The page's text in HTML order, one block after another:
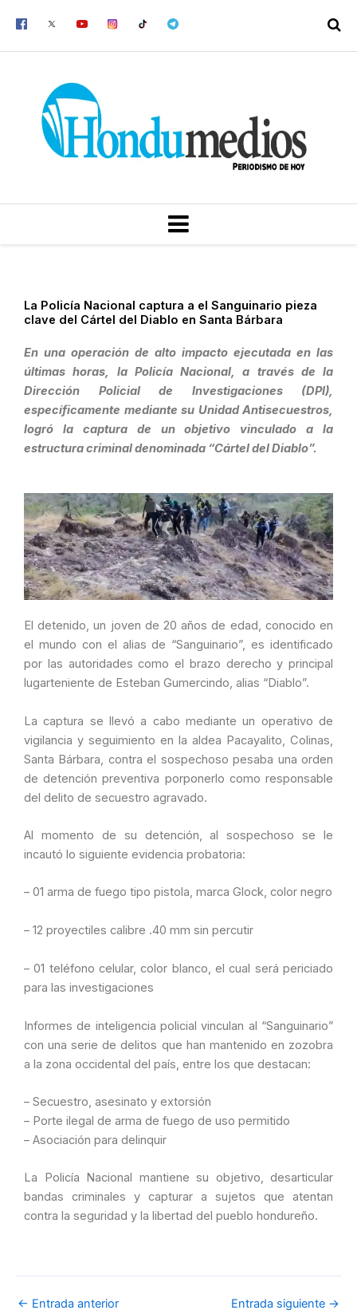
MENU
La Policía Nacional captura a el Sanguinario pieza
clave del Cártel del Diablo en Santa Bárbara
En una operación de alto impacto ejecutada en las
últimas horas, la Policía Nacional, a través de la
Dirección Policial de Investigaciones (DPI),
específicamente mediante su Unidad Antisecuestros,
logró la captura de un objetivo vinculado a la
estructura criminal denominada “Cártel del Diablo”.
​El detenido, un joven de 20 años de edad, conocido en
el mundo con el alias de “Sanguinario”, es identificado
por las autoridades como el brazo derecho y principal
lugarteniente de Esteban Gumercindo, alias “Diablo”.
​La captura se llevó a cabo mediante un operativo de
vigilancia y seguimiento en la aldea Pacayalito, Colinas,
Santa Bárbara, contra el sospechoso pesaba una orden
de detención preventiva porponerlo como responsable
del delito de secuestro agravado.
​​Al momento de su detención, al sospechoso se le
incautó lo siguiente evidencia probatoria:
– ​01 arma de fuego tipo pistola, marca Glock, color negro
– 12 proyectiles calibre .40 mm sin percutir
– 01 teléfono celular, color blanco, el cual será periciado
para las investigaciones
​Informes de inteligencia policial vinculan al “Sanguinario”
con una serie de delitos que han mantenido en zozobra
a la zona occidental del país, entre los que destacan:
– Secuestro, asesinato​ y extorsión
– ​Porte ilegal de arma de fuego de uso permitido
– ​Asociación para delinquir
​La Policía Nacional mantiene su objetivo, desarticular
bandas criminales y capturar a sujetos que atentan
contra la seguridad y la libertad del pueblo hondureño.
← Entrada anterior Entrada siguiente →